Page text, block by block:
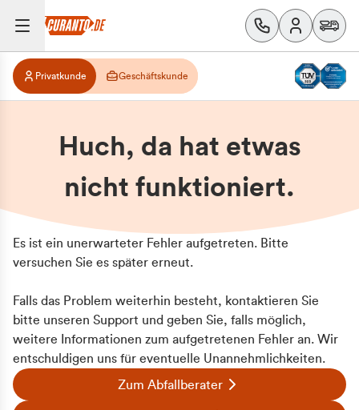
Privatkunde Geschäftskunde
Huch, da hat etwas
nicht funktioniert.
Es ist ein unerwarteter Fehler aufgetreten. Bitte
versuchen Sie es später erneut.
Falls das Problem weiterhin besteht, kontaktieren Sie
bitte unseren Support und geben Sie, falls möglich,
weitere Informationen zum aufgetretenen Fehler an. Wir
entschuldigen uns für eventuelle Unannehmlichkeiten.
Zum Abfallberater